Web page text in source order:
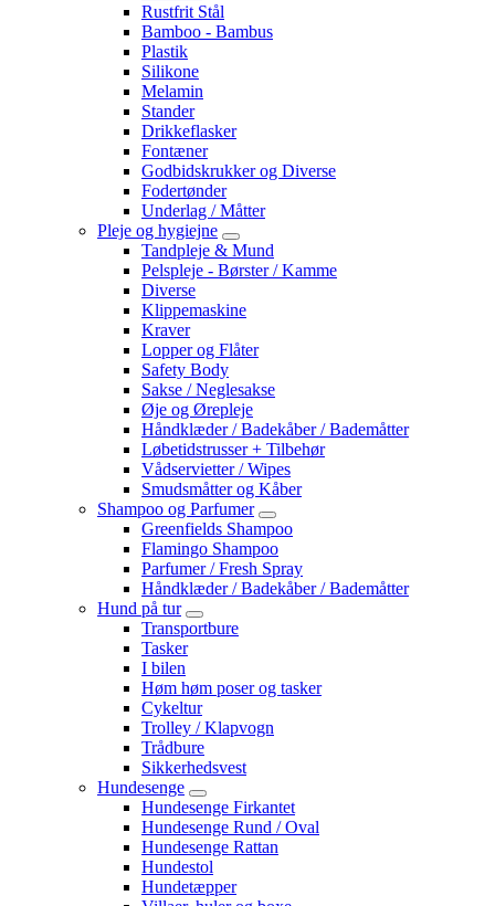
Rustfrit Stål
Bamboo - Bambus
Plastik
Silikone
Melamin
Stander
Drikkeflasker
Fontæner
Godbidskrukker og Diverse
Fodertønder
Underlag / Måtter
Pleje og hygiejne
Tandpleje & Mund
Pelspleje - Børster / Kamme
Diverse
Klippemaskine
Kraver
Lopper og Flåter
Safety Body
Sakse / Neglesakse
Øje og Ørepleje
Håndklæder / Badekåber / Bademåtter
Løbetidstrusser + Tilbehør
Vådservietter / Wipes
Smudsmåtter og Kåber
Shampoo og Parfumer
Greenfields Shampoo
Flamingo Shampoo
Parfumer / Fresh Spray
Håndklæder / Badekåber / Bademåtter
Hund på tur
Transportbure
Tasker
I bilen
Høm høm poser og tasker
Cykeltur
Trolley / Klapvogn
Trådbure
Sikkerhedsvest
Hundesenge
Hundesenge Firkantet
Hundesenge Rund / Oval
Hundesenge Rattan
Hundestol
Hundetæpper